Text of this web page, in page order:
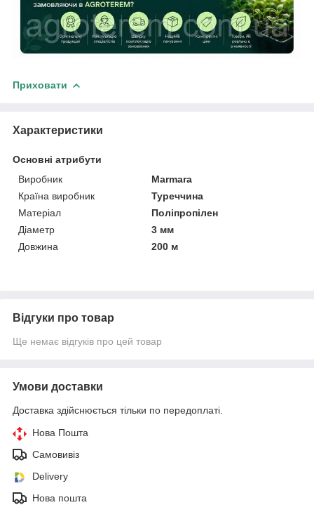
Приховати
Характеристики
Основні атрибути
Виробник
Marmara
Країна виробник
Туреччина
Матеріал
Поліпропілен
Діаметр
3 мм
Довжина
200 м
Відгуки про товар
Ще немає відгуків про цей товар
Умови доставки
Доставка здійснюється тільки по передоплаті.
Нова Пошта
Самовивіз
Delivery
Нова пошта